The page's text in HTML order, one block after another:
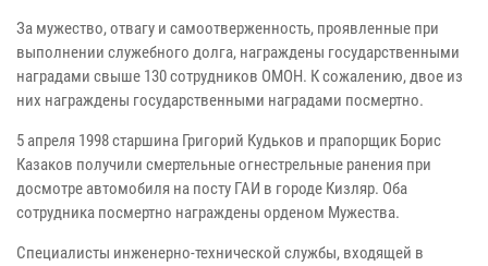
За мужество, отвагу и самоотверженность, проявленные при
выполнении служебного долга, награждены государственными
наградами свыше 130 сотрудников ОМОН. К сожалению, двое из
них награждены государственными наградами посмертно.
5 апреля 1998 старшина Григорий Кудьков и прапорщик Борис
Казаков получили смертельные огнестрельные ранения при
досмотре автомобиля на посту ГАИ в городе Кизляр. Оба
сотрудника посмертно награждены орденом Мужества.
Специалисты инженерно-технической службы, входящей в